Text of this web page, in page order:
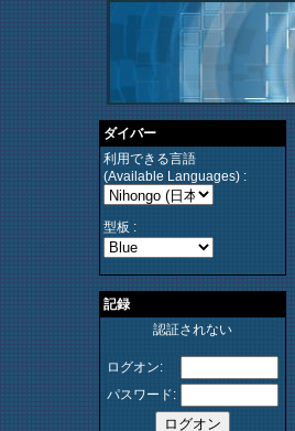
ダイバー
利用できる言語
(Available Languages) :
型板 :
記録
認証されない
ログオン:
パスワード: